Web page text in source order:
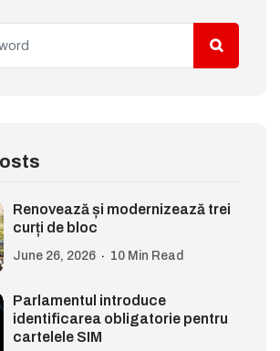
Renovează și modernizează trei
curți de bloc
June 26, 2026 10 Min Read
Parlamentul introduce
identificarea obligatorie pentru
cartelele SIM